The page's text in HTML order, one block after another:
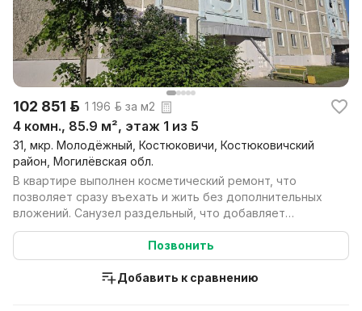
102 851 р. 1 196 р. за м2
4 комн., 85.9 м², этаж 1 из 5
31, мкр. Молодёжный, Костюковичи, Костюковичский
район, Могилёвская обл.
В квартире выполнен косметический ремонт, что
позволяет сразу въехать и жить без дополнительных
вложений. Санузел раздельный, что добавляет
удобства в...
Позвонить
Добавить к сравнению